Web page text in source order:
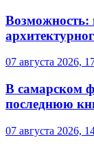
Возможность:
07 августа 2026,
В самарском
последнюю
07 августа 2026,